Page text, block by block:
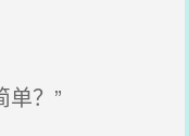
？”